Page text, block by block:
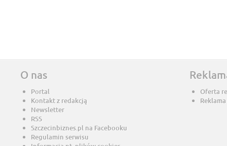
O nas
Portal
Kontakt z redakcją
Newsletter
RSS
Szczecinbiznes.pl na Facebooku
Regulamin serwisu
Oferta